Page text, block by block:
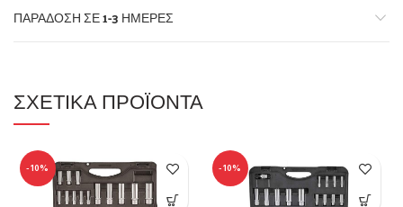
ΠΑΡΆΔΟΣΗ ΣΕ 1-3 ΗΜΈΡΕΣ
ΣΧΕΤΙΚΆ ΠΡΟΪΌΝΤΑ
-10% -10%